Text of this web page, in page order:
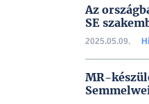
Az
SE
2025.05.09.
MR-